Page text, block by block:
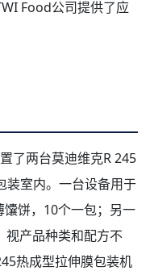
Food公司提供了应
了两台莫迪维克R 245
装室内。一台设备用于
饼，10个一包；另一
视产品种类和配方不
热成型拉伸膜包装机